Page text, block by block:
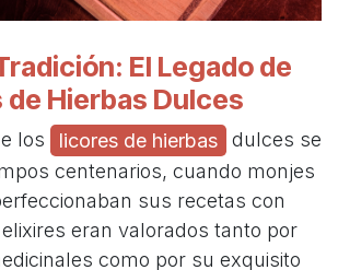
El Legado de
de Hierbas Dulces
los licores de hierbas
dulces se
centenarios, cuando monjes
sus recetas con
eran valorados tanto por
como por su exquisito